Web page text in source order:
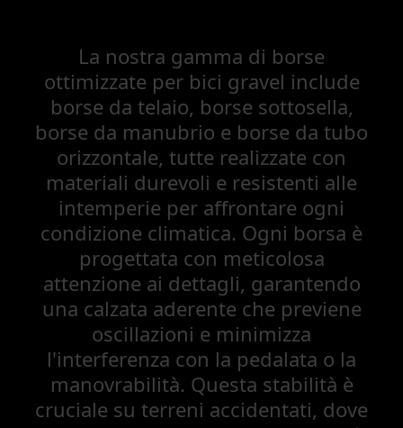
La nostra gamma di borse
ottimizzate per bici gravel include
borse da telaio, borse sottosella,
borse da manubrio e borse da tubo
orizzontale, tutte realizzate con
materiali durevoli e resistenti alle
intemperie per affrontare ogni
condizione climatica. Ogni borsa è
progettata con meticolosa
attenzione ai dettagli, garantendo
una calzata aderente che previene
oscillazioni e minimizza
l'interferenza con la pedalata o la
manovrabilità. Questa stabilità è
cruciale su terreni accidentati, dove